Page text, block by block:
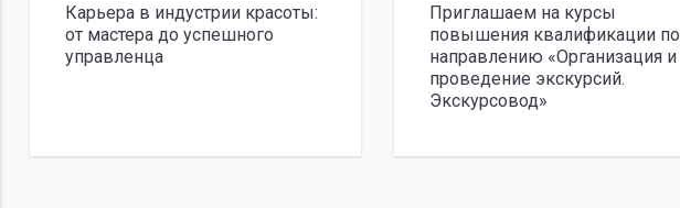
Карьера в индустрии красоты:
от мастера до успешного
управленца
Приглашаем на курсы
повышения квалификации по
направлению «Организация и
проведение экскурсий.
Экскурсовод»